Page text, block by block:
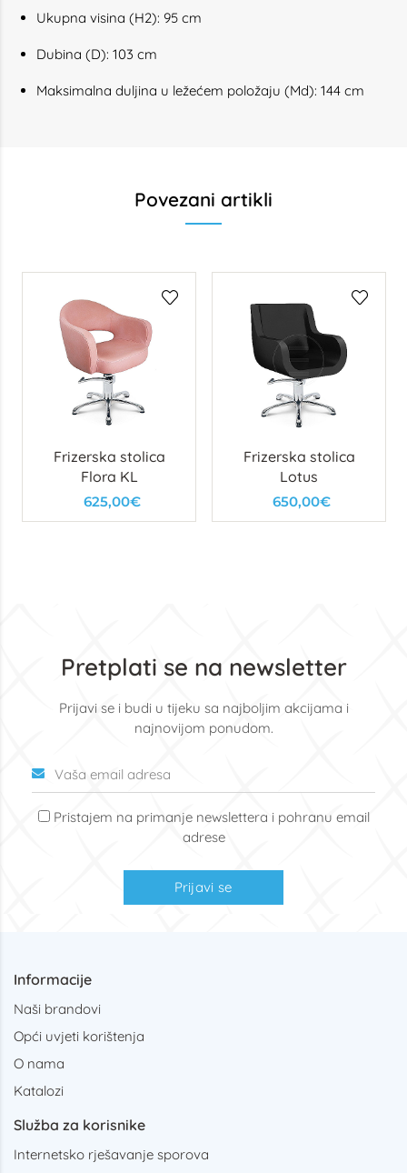
Ukupna visina (H2): 95 cm
Dubina (D): 103 cm
Maksimalna duljina u ležećem položaju (Md): 144 cm
Povezani artikli
Frizerska stolica
Flora KL
625,00€
Frizerska stolica
Lotus
650,00€
Pretplati se na newsletter
Prijavi se i budi u tijeku sa najboljim akcijama i
najnovijom ponudom.
Pristajem na primanje newslettera i pohranu email
adrese
Prijavi se
Informacije
Naši brandovi
Opći uvjeti korištenja
O nama
Katalozi
Služba za korisnike
Internetsko rješavanje sporova